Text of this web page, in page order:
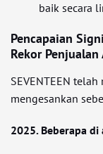
baik secara
Pencapaian
Rekor
SEVENTEEN
mengesankan
2025. Beberapa